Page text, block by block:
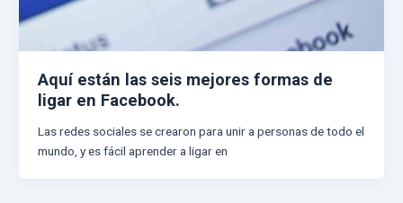
Aquí están las seis mejores formas de
ligar en Facebook.
Las redes sociales se crearon para unir a personas de todo el
mundo, y es fácil aprender a ligar en